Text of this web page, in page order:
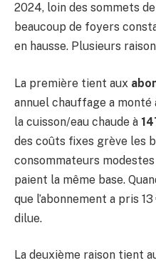
2024, loin des sommets
beaucoup de foyers
en hausse. Plusieurs
La première tient aux
annuel chauffage a monté
la cuisson/eau chaude à
des coûts fixes grève les
consommateurs
paient la même base.
que l’abonnement a pris
dilue.
La deuxième raison tient